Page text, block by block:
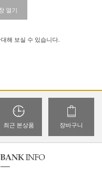
열기
해 보실 수 있습니다.
최근 본상품 장바구니